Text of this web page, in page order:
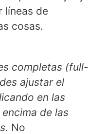
líneas de
cosas.
completas (full-
ajustar el
en las
de las
No